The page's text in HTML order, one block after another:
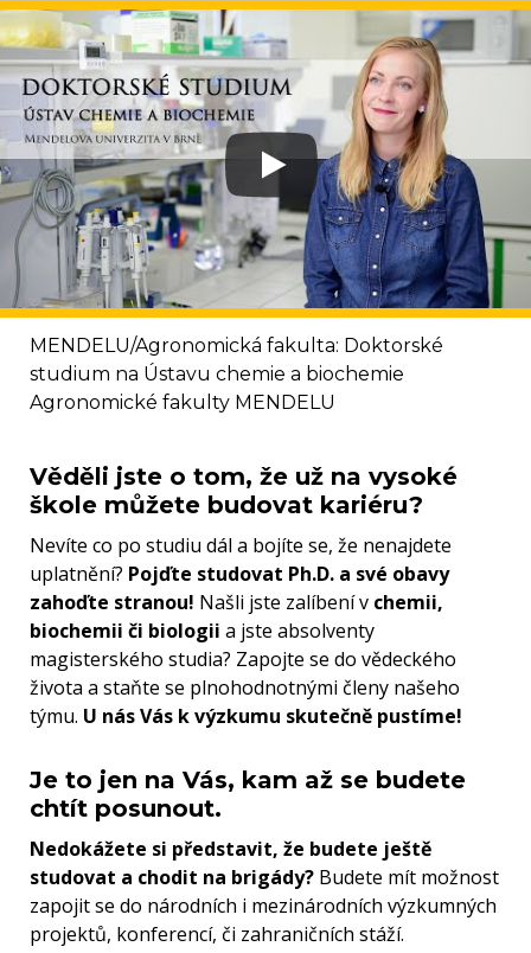
MENDELU/Agronomická fakulta: Doktorské
studium na Ústavu chemie a biochemie
Agronomické fakulty MENDELU
Věděli jste o tom, že už na vysoké
škole můžete budovat kariéru?
Nevíte co po studiu dál a bojíte se, že nenajdete
uplatnění? Pojďte studovat Ph.D. a své obavy
zahoďte stranou! Našli jste zalíbení v chemii,
biochemii či biologii a jste absolventy
magisterského studia? Zapojte se do vědeckého
života a staňte se plnohodnotnými členy našeho
týmu. U nás Vás k výzkumu skutečně pustíme!
Je to jen na Vás, kam až se budete
chtít posunout.
Nedokážete si představit, že budete ještě
studovat a chodit na brigády? Budete mít možnost
zapojit se do národních i mezinárodních výzkumných
projektů, konferencí, či zahraničních stáží.